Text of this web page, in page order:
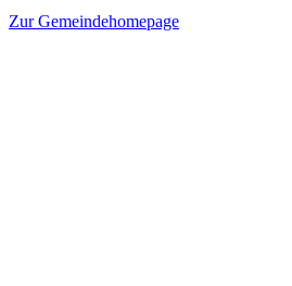
Zur Gemeindehomepage